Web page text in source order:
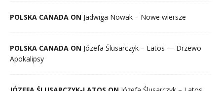
POLSKA CANADA ON Jadwiga Nowak – Nowe wiersze
POLSKA CANADA ON Józefa Ślusarczyk – Latos — Drzewo
Apokalipsy